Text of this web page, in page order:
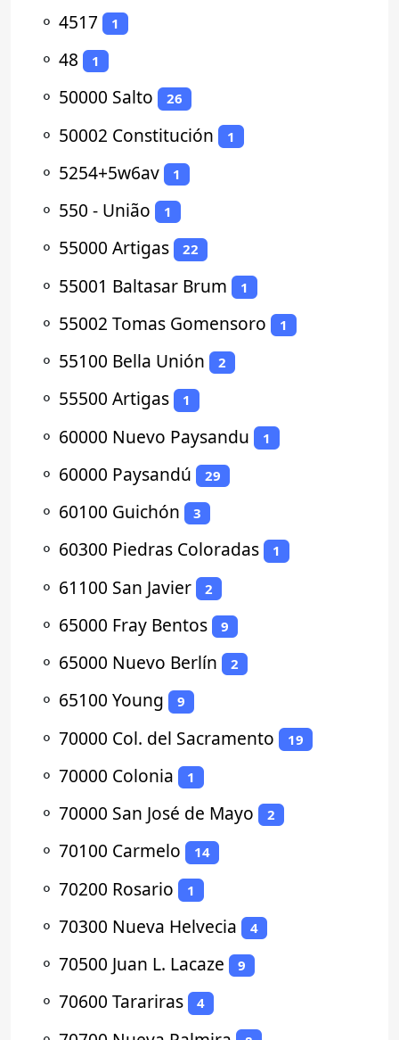
⚬ 4517 1
⚬ 48 1
⚬ 50000 Salto 26
⚬ 50002 Constitución 1
⚬ 5254+5w6av 1
⚬ 550 - União 1
⚬ 55000 Artigas 22
⚬ 55001 Baltasar Brum 1
⚬ 55002 Tomas Gomensoro 1
⚬ 55100 Bella Unión 2
⚬ 55500 Artigas 1
⚬ 60000 Nuevo Paysandu 1
⚬ 60000 Paysandú 29
⚬ 60100 Guichón 3
⚬ 60300 Piedras Coloradas 1
⚬ 61100 San Javier 2
⚬ 65000 Fray Bentos 9
⚬ 65000 Nuevo Berlín 2
⚬ 65100 Young 9
⚬ 70000 Col. del Sacramento 19
⚬ 70000 Colonia 1
⚬ 70000 San José de Mayo 2
⚬ 70100 Carmelo 14
⚬ 70200 Rosario 1
⚬ 70300 Nueva Helvecia 4
⚬ 70500 Juan L. Lacaze 9
⚬ 70600 Tarariras 4